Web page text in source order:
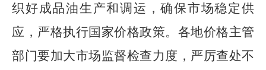
织好成品油生产和调运，确保市场稳定供
应，严格执行国家价格政策。各地价格主管
部门要加大市场监督检查力度，严厉查处不